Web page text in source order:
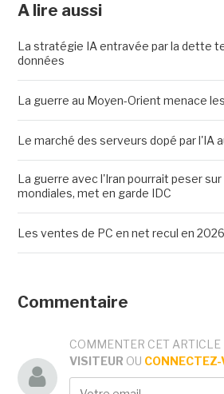
A lire aussi
La stratégie IA entravée par la dette
données
La guerre au Moyen-Orient menace
Le marché des serveurs dopé par l'IA
La guerre avec l'Iran pourrait peser
mondiales, met en garde IDC
Les ventes de PC en net recul en
Commentaire
COMMENTER CET ARTICLE
VISITEUR OU CONNECTEZ-